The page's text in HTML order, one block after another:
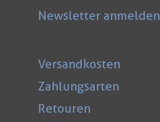
Newsletter anmelden
Versandkosten
Zahlungsarten
Retouren